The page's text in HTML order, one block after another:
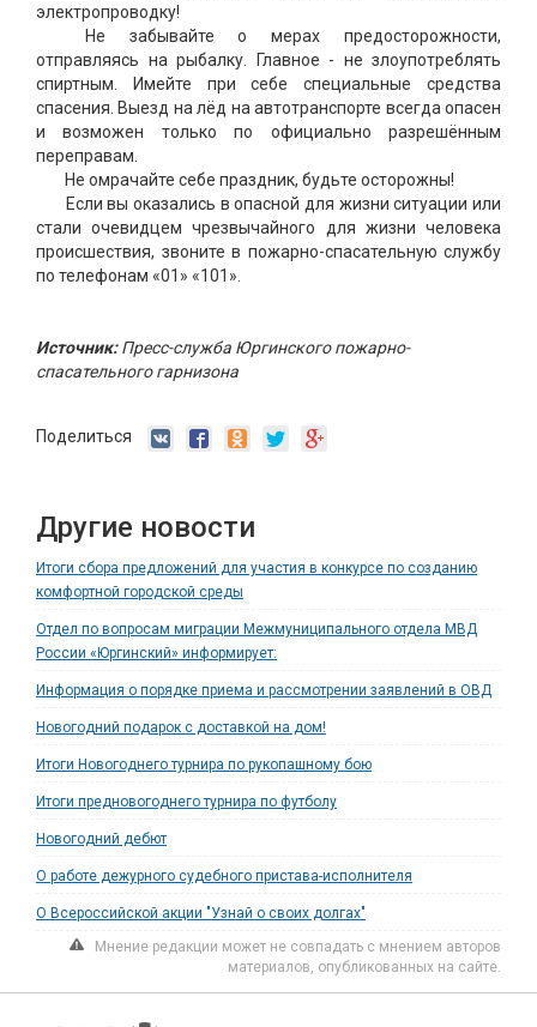
электропроводку!
Не забывайте о мерах предосторожности,
отправляясь на рыбалку. Главное - не злоупотреблять
спиртным. Имейте при себе специальные средства
спасения. Выезд на лёд на автотранспорте всегда опасен
и возможен только по официально разрешённым
переправам.
Не омрачайте себе праздник, будьте осторожны!
Если вы оказались в опасной для жизни ситуации или
стали очевидцем чрезвычайного для жизни человека
происшествия, звоните в пожарно-спасательную службу
по телефонам «01» «101».
Источник:Пресс-служба Юргинского пожарно-
спасательного гарнизона
Поделиться
Другие новости
Итоги сбора предложений для участия в конкурсе по созданию
комфортной городской среды
Отдел по вопросам миграции Межмуниципального отдела МВД
России «Юргинский» информирует:
Информация о порядке приема и рассмотрении заявлений в ОВД
Новогодний подарок с доставкой на дом!
Итоги Новогоднего турнира по рукопашному бою
Итоги предновогоднего турнира по футболу
Новогодний дебют
О работе дежурного судебного пристава-исполнителя
О Всероссийской акции "Узнай о своих долгах"
Мнение редакции может не совпадать с мнением авторов
материалов, опубликованных на сайте.